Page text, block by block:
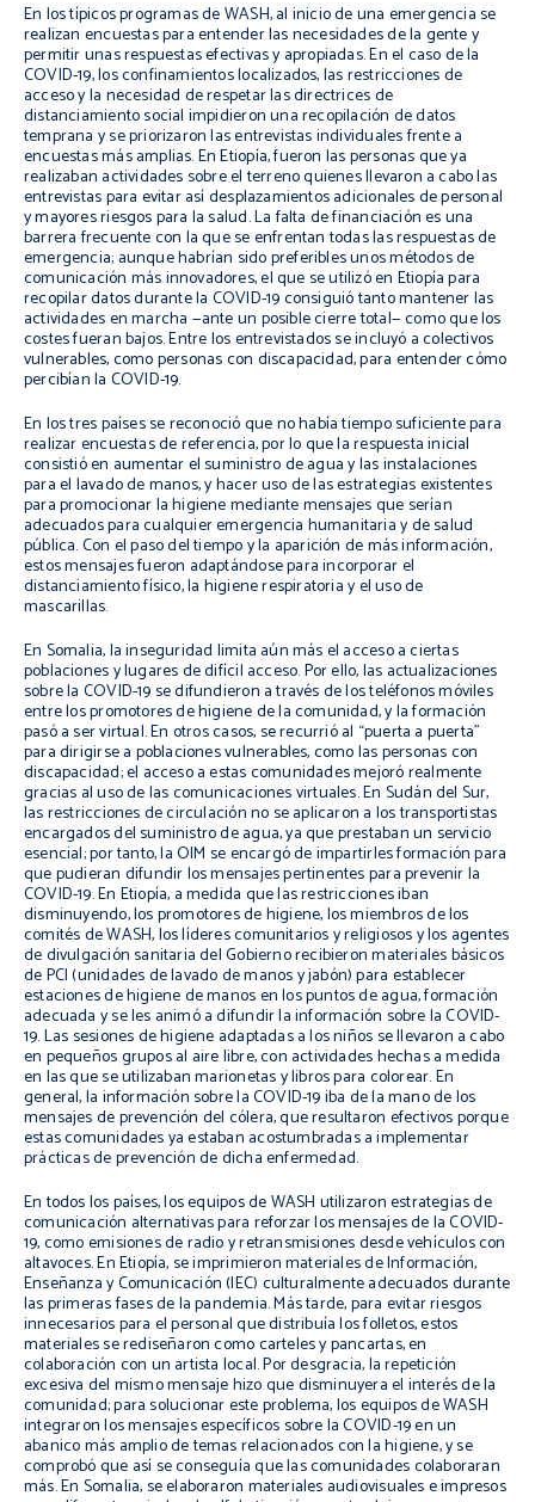
En los típicos programas de WASH, al inicio de una emergencia se
realizan encuestas para entender las necesidades de la gente y
permitir unas respuestas efectivas y apropiadas. En el caso de la
COVID-19, los confinamientos localizados, las restricciones de
acceso y la necesidad de respetar las directrices de
distanciamiento social impidieron una recopilación de datos
temprana y se priorizaron las entrevistas individuales frente a
encuestas más amplias. En Etiopía, fueron las personas que ya
realizaban actividades sobre el terreno quienes llevaron a cabo las
entrevistas para evitar así desplazamientos adicionales de personal
y mayores riesgos para la salud. La falta de financiación es una
barrera frecuente con la que se enfrentan todas las respuestas de
emergencia; aunque habrían sido preferibles unos métodos de
comunicación más innovadores, el que se utilizó en Etiopía para
recopilar datos durante la COVID-19 consiguió tanto mantener las
actividades en marcha —ante un posible cierre total— como que los
costes fueran bajos. Entre los entrevistados se incluyó a colectivos
vulnerables, como personas con discapacidad, para entender cómo
percibían la COVID-19.
En los tres países se reconoció que no había tiempo suficiente para
realizar encuestas de referencia, por lo que la respuesta inicial
consistió en aumentar el suministro de agua y las instalaciones
para el lavado de manos, y hacer uso de las estrategias existentes
para promocionar la higiene mediante mensajes que serían
adecuados para cualquier emergencia humanitaria y de salud
pública. Con el paso del tiempo y la aparición de más información,
estos mensajes fueron adaptándose para incorporar el
distanciamiento físico, la higiene respiratoria y el uso de
mascarillas.
En Somalia, la inseguridad limita aún más el acceso a ciertas
poblaciones y lugares de difícil acceso. Por ello, las actualizaciones
sobre la COVID-19 se difundieron a través de los teléfonos móviles
entre los promotores de higiene de la comunidad, y la formación
pasó a ser virtual. En otros casos, se recurrió al “puerta a puerta”
para dirigirse a poblaciones vulnerables, como las personas con
discapacidad; el acceso a estas comunidades mejoró realmente
gracias al uso de las comunicaciones virtuales. En Sudán del Sur,
las restricciones de circulación no se aplicaron a los transportistas
encargados del suministro de agua, ya que prestaban un servicio
esencial; por tanto, la OIM se encargó de impartirles formación para
que pudieran difundir los mensajes pertinentes para prevenir la
COVID-19. En Etiopía, a medida que las restricciones iban
disminuyendo, los promotores de higiene, los miembros de los
comités de WASH, los líderes comunitarios y religiosos y los agentes
de divulgación sanitaria del Gobierno recibieron materiales básicos
de PCI (unidades de lavado de manos y jabón) para establecer
estaciones de higiene de manos en los puntos de agua, formación
adecuada y se les animó a difundir la información sobre la COVID-
19. Las sesiones de higiene adaptadas a los niños se llevaron a cabo
en pequeños grupos al aire libre, con actividades hechas a medida
en las que se utilizaban marionetas y libros para colorear. En
general, la información sobre la COVID-19 iba de la mano de los
mensajes de prevención del cólera, que resultaron efectivos porque
estas comunidades ya estaban acostumbradas a implementar
prácticas de prevención de dicha enfermedad.
En todos los países, los equipos de WASH utilizaron estrategias de
comunicación alternativas para reforzar los mensajes de la COVID-
19, como emisiones de radio y retransmisiones desde vehículos con
altavoces. En Etiopía, se imprimieron materiales de Información,
Enseñanza y Comunicación (IEC) culturalmente adecuados durante
las primeras fases de la pandemia. Más tarde, para evitar riesgos
innecesarios para el personal que distribuía los folletos, estos
materiales se rediseñaron como carteles y pancartas, en
colaboración con un artista local. Por desgracia, la repetición
excesiva del mismo mensaje hizo que disminuyera el interés de la
comunidad; para solucionar este problema, los equipos de WASH
integraron los mensajes específicos sobre la COVID-19 en un
abanico más amplio de temas relacionados con la higiene, y se
comprobó que así se conseguía que las comunidades colaboraran
más. En Somalia, se elaboraron materiales audiovisuales e impresos